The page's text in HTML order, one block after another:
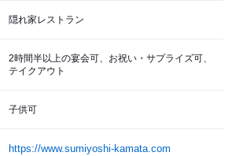
隠れ家レストラン
2時間半以上の宴会可、お祝い・サプライズ可、
テイクアウト
子供可
https://www.sumiyoshi-kamata.com